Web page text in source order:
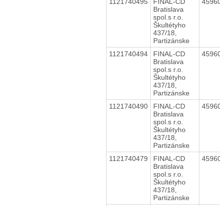
Bratislava
spol.s r.o.
Škultétyho
437/18,
Partizánske
1121740494
FINAL-CD
Bratislava
spol.s r.o.
Škultétyho
437/18,
Partizánske
1121740490
FINAL-CD
Bratislava
spol.s r.o.
Škultétyho
437/18,
Partizánske
1121740479
FINAL-CD
Bratislava
spol.s r.o.
Škultétyho
437/18,
Partizánske